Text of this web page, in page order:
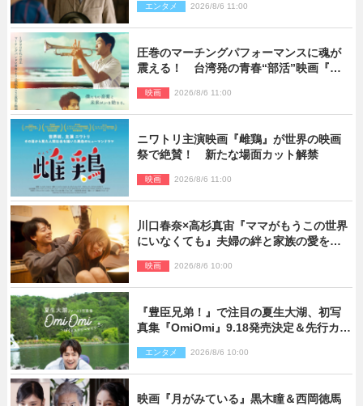
しなよ！」
エンタメ 2026/8/6 11:00
圧巻のマーチングパフォーマンスに魂が
震える！ 台湾発の青春“部活”映画『進
映画 2026/8/6 11:00
ニワトリ主演映画『雌鶏』が世界の映画
祭で絶賛！ 新たな場面カット解禁
映画 2026/8/6 11:00
川口春奈×高杉真宙『ママがもうこの世界
にいなくても』夫婦の絆と家族の愛を映
映画 2026/8/6 10:00
『豊臣兄弟！』で注目の夏生大湖、初写
真集『OmiOmi』9.18発売決定＆先行カッ
エンタメ 2026/8/6 10:00
映画『月がみている』黒木瞳＆西岡徳馬